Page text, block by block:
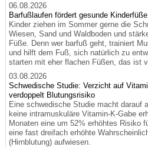
06.08.2026
Barfußlaufen fördert gesunde Kinderfüße
Kinder ziehen im Sommer gerne die
Wiesen, Sand und Waldboden und
Füße. Denn wer barfuß geht, trainiert
und hilft dem Fuß, sich natürlich zu
starten mit eher flachen Füßen, das ist
03.08.2026
Schwedische Studie: Verzicht auf
verdoppelt Blutungsrisiko
Eine schwedische Studie macht darauf
keine intramuskuläre Vitamin-K-Gabe
Monaten eine um 52% erhöhtes Risiko
eine fast dreifach erhöhte
(Hirnblutung) aufwiesen.